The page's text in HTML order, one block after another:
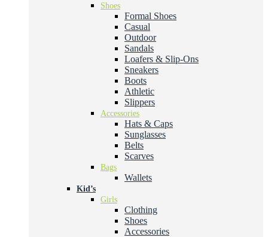
Shoes
Formal Shoes
Casual
Outdoor
Sandals
Loafers & Slip-Ons
Sneakers
Boots
Athletic
Slippers
Accessories
Hats & Caps
Sunglasses
Belts
Scarves
Bags
Wallets
Kid’s
Girls
Clothing
Shoes
Accessories